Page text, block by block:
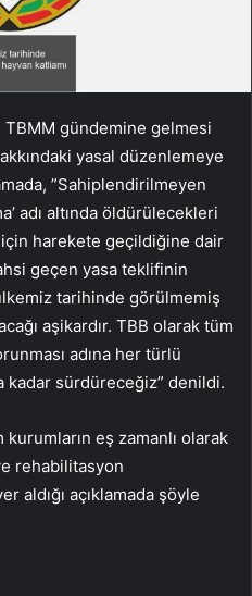
gündemine gelmesi
yasal düzenlemeye
”Sahiplendirilmeyen
adı altında öldürülecekleri
harekete geçildiğine dair
geçen yasa teklifinin
tarihinde görülmemiş
aşikardır. TBB olarak tüm
adına her türlü
kadar sürdüreceğiz” denildi.
eş zamanlı olarak
rehabilitasyon
aldığı açıklamada şöyle